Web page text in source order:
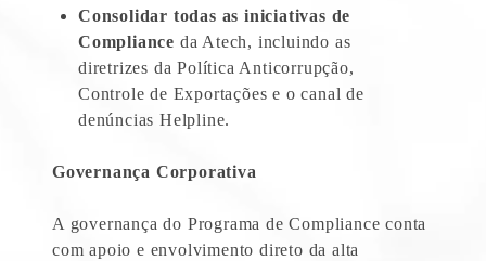
Consolidar todas as iniciativas de
Compliance da Atech, incluindo as
diretrizes da Política Anticorrupção,
Controle de Exportações e o canal de
denúncias Helpline.
Governança Corporativa
A governança do Programa de Compliance conta
com apoio e envolvimento direto da alta